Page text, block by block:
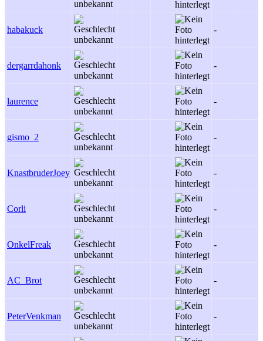
habakuck -
dergarrdahonk -
laurence -
gismo_2 -
KnastbruderJoey -
Corli -
OnkelFreak -
AC_Brot -
PeterVenkman -